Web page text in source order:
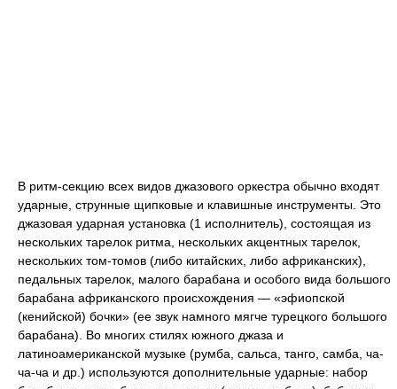
В ритм-секцию всех видов джазового оркестра обычно входят
ударные, струнные щипковые и клавишные инструменты. Это
джазовая ударная установка (1 исполнитель), состоящая из
нескольких тарелок ритма, нескольких акцентных тарелок,
нескольких том-томов (либо китайских, либо африканских),
педальных тарелок, малого барабана и особого вида большого
барабана африканского происхождения — «эфиопской
(кенийской) бочки» (ее звук намного мягче турецкого большого
барабана). Во многих стилях южного джаза и
латиноамериканской музыке (румба, сальса, танго, самба, ча-
ча-ча и др.) используются дополнительные ударные: набор